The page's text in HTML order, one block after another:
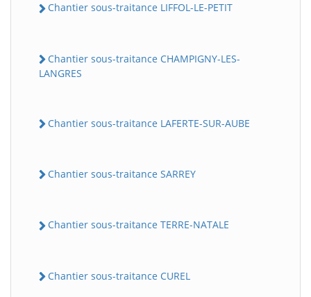
Chantier sous-traitance LIFFOL-LE-PETIT
Chantier sous-traitance CHAMPIGNY-LES-
LANGRES
Chantier sous-traitance LAFERTE-SUR-AUBE
Chantier sous-traitance SARREY
Chantier sous-traitance TERRE-NATALE
Chantier sous-traitance CUREL